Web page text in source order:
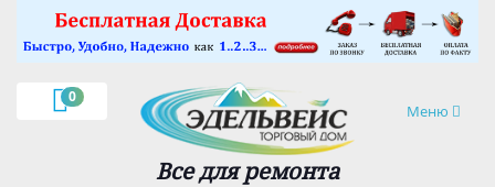
0
Навигация
Меню
Все для ремонта
×